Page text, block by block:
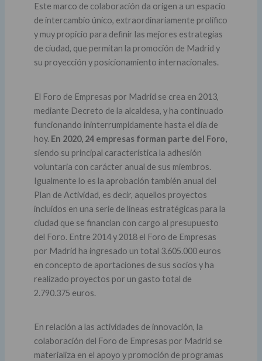
Este marco de colaboración da origen a un espacio
de intercambio único, extraordinariamente prolífico
y muy propicio para definir las mejores estrategias
de ciudad, que permitan la promoción de Madrid y
su proyección y posicionamiento internacionales.
El Foro de Empresas por Madrid se crea en 2013,
mediante Decreto de la alcaldesa, y ha continuado
funcionando ininterrumpidamente hasta el día de
hoy. En 2020, 24 empresas forman parte del Foro,
siendo su principal característica la adhesión
voluntaria con carácter anual de sus miembros.
Igualmente lo es la aprobación también anual del
Plan de Actividad, es decir, aquellos proyectos
incluidos en una serie de líneas estratégicas para la
ciudad que se financian con cargo al presupuesto
del Foro. Entre 2014 y 2018 el Foro de Empresas
por Madrid ha ingresado un total 3.605.000 euros
en concepto de aportaciones de sus socios y ha
realizado proyectos por un gasto total de
2.790.375 euros.
En relación a las actividades de innovación, la
colaboración del Foro de Empresas por Madrid se
materializa en el apoyo y promoción de programas